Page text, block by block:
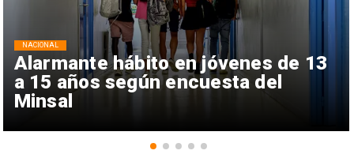
Alarmante hábito en jóvenes de 13
a 15 años según encuesta del
Minsal
NACIONAL